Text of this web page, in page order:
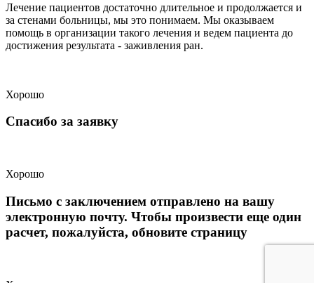
Лечение пациентов достаточно длительное и продолжается и
за стенами больницы, мы это понимаем. Мы оказываем
помощь в организации такого лечения и ведем пациента до
достижения результата - заживления ран.
Хорошо
Спасибо за заявку
Хорошо
Письмо с заключением отправлено на вашу
электронную почту. Чтобы произвести еще один
расчет, пожалуйста, обновите страницу